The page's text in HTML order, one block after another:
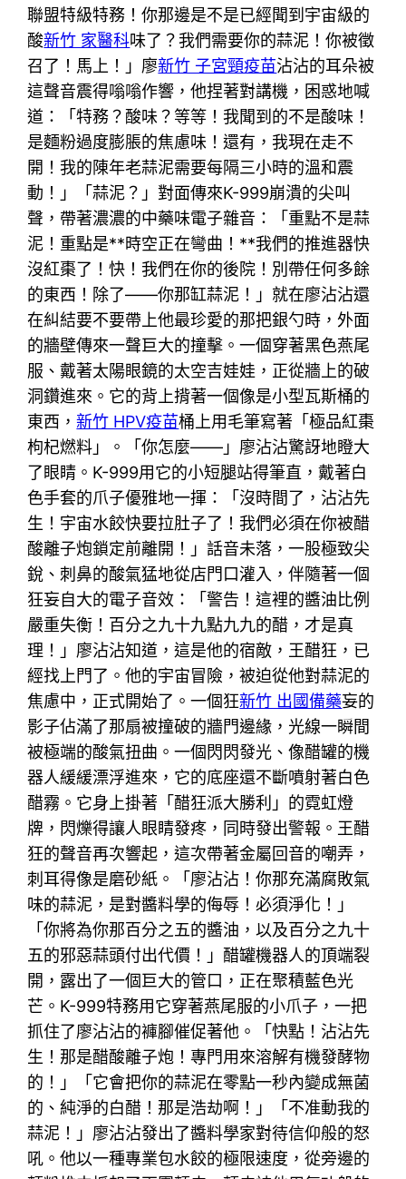
聯盟特級特務！你那邊是不是已經聞到宇宙級的
酸新竹 家醫科味了？我們需要你的蒜泥！你被徵
召了！馬上！」廖新竹 子宮頸疫苗沾沾的耳朵被
這聲音震得嗡嗡作響，他捏著對講機，困惑地喊
道：「特務？酸味？等等！我聞到的不是酸味！
是麵粉過度膨脹的焦慮味！還有，我現在走不
開！我的陳年老蒜泥需要每隔三小時的溫和震
動！」「蒜泥？」對面傳來K-999崩潰的尖叫
聲，帶著濃濃的中藥味電子雜音：「重點不是蒜
泥！重點是**時空正在彎曲！**我們的推進器快
沒紅棗了！快！我們在你的後院！別帶任何多餘
的東西！除了——你那缸蒜泥！」就在廖沾沾還
在糾結要不要帶上他最珍愛的那把銀勺時，外面
的牆壁傳來一聲巨大的撞擊。一個穿著黑色燕尾
服、戴著太陽眼鏡的太空吉娃娃，正從牆上的破
洞鑽進來。它的背上揹著一個像是小型瓦斯桶的
東西，新竹 HPV疫苗桶上用毛筆寫著「極品紅棗
枸杞燃料」。「你怎麼——」廖沾沾驚訝地瞪大
了眼睛。K-999用它的小短腿站得筆直，戴著白
色手套的爪子優雅地一揮：「沒時間了，沾沾先
生！宇宙水餃快要拉肚子了！我們必須在你被醋
酸離子炮鎖定前離開！」話音未落，一股極致尖
銳、刺鼻的酸氣猛地從店門口灌入，伴隨著一個
狂妄自大的電子音效：「警告！這裡的醬油比例
嚴重失衡！百分之九十九點九九的醋，才是真
理！」廖沾沾知道，這是他的宿敵，王醋狂，已
經找上門了。他的宇宙冒險，被迫從他對蒜泥的
焦慮中，正式開始了。一個狂新竹 出國備藥妄的
影子佔滿了那扇被撞破的牆門邊緣，光線一瞬間
被極端的酸氣扭曲。一個閃閃發光、像醋罐的機
器人緩緩漂浮進來，它的底座還不斷噴射著白色
醋霧。它身上掛著「醋狂派大勝利」的霓虹燈
牌，閃爍得讓人眼睛發疼，同時發出警報。王醋
狂的聲音再次響起，這次帶著金屬回音的嘲弄，
刺耳得像是磨砂紙。「廖沾沾！你那充滿腐敗氣
味的蒜泥，是對醬料學的侮辱！必須淨化！」
「你將為你那百分之五的醬油，以及百分之九十
五的邪惡蒜頭付出代價！」醋罐機器人的頂端裂
開，露出了一個巨大的管口，正在聚積藍色光
芒。K-999特務用它穿著燕尾服的小爪子，一把
抓住了廖沾沾的褲腳催促著他。「快點！沾沾先
生！那是醋酸離子炮！專門用來溶解有機發酵物
的！」「它會把你的蒜泥在零點一秒內變成無菌
的、純淨的白醋！那是浩劫啊！」「不准動我的
蒜泥！」廖沾沾發出了醬料學家對待信仰般的怒
吼。他以一種專業包水餃的極限速度，從旁邊的